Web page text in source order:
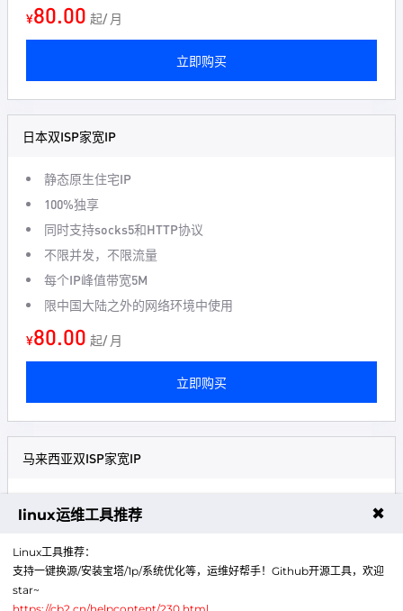
¥80.00 起/ 月
立即购买
日本双ISP家宽IP
静态原生住宅IP
100%独享
同时支持socks5和HTTP协议
不限并发，不限流量
每个IP峰值带宽5M
限中国大陆之外的网络环境中使用
¥80.00 起/ 月
立即购买
马来西亚双ISP家宽IP
100%独享
同时支持socks5和HTTP协议
不限并发，不限流量
每个IP峰值带宽5M
linux运维工具推荐 ✖
Linux工具推荐：
支持一键换源/安装宝塔/1p/系统优化等，运维好帮手！Github开源工具，欢迎
star~